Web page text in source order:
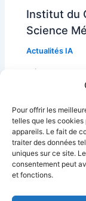
Pour offrir les
telles que les
appareils. Le fait de
traiter des données
uniques sur ce site.
consentement peut
et fonctions.
Institut du
Science
Actualités IA
Découvrez
pour innover